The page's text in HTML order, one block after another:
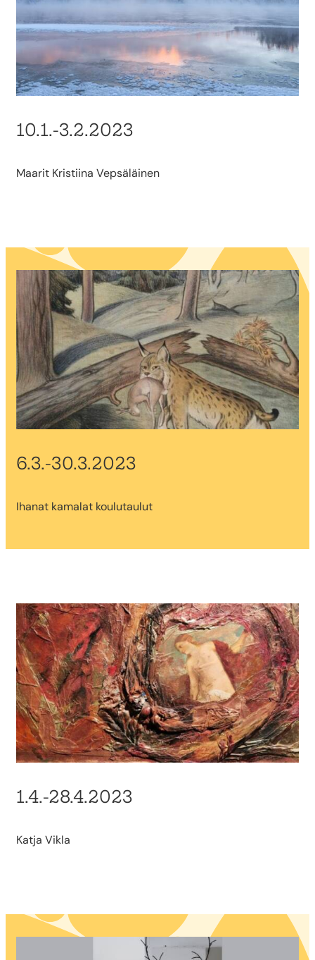
10.1.-3.2.2023
Maarit Kristiina Vepsäläinen
6.3.-30.3.2023
Ihanat kamalat koulutaulut
1.4.-28.4.2023
Katja Vikla